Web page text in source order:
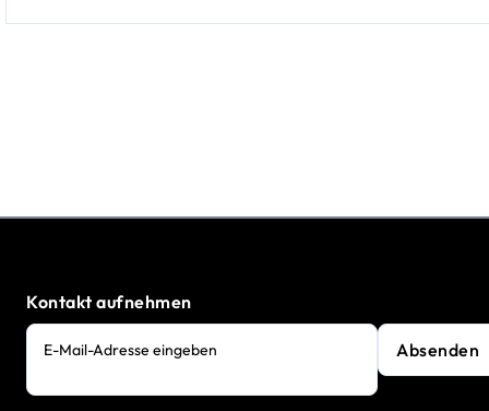
Kontakt aufnehmen
E-Mail-Adresse eingeben Absenden